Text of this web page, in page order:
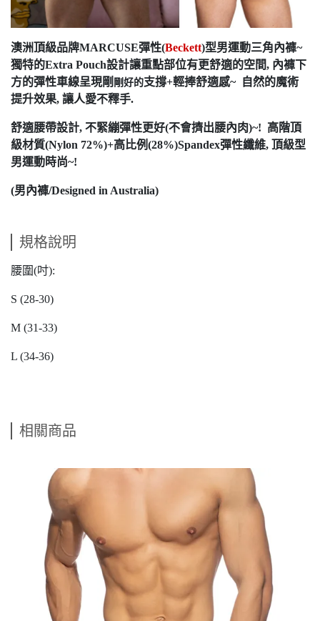
澳洲頂級品牌MARCUSE彈性(Beckett)型男運動三角內褲~
獨特的Extra Pouch設計讓重點部位有更舒適的空間, 內褲下
方的彈性車線呈現剛 剛好的支撐+輕捧舒適感~ 自然的魔術
提升效果, 讓人愛不釋手.
舒適腰帶設計, 不緊繃彈性更好(不會擠出腰內肉)~! 高階頂
級材質(Nylon 72%)+高比例(28%)Spandex彈性纖維, 頂級型
男運動時尚~!
(男內褲/Designed in Australia)
規格說明
腰圍(吋):
S (28-30)
M (31-33)
L (34-36)
相關商品